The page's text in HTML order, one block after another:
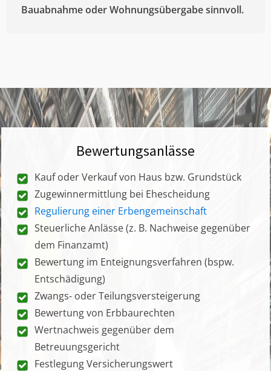
Bauabnahme oder Wohnungsübergabe sinnvoll.
Bewertungsanlässe
Kauf oder Verkauf von Haus bzw. Grundstück
Zugewinnermittlung bei Ehescheidung
Regulierung einer Erbengemeinschaft
Steuerliche Anlässe (z. B. Nachweise gegenüber
dem Finanzamt)
Bewertung im Enteignungsverfahren (bspw.
Entschädigung)
Zwangs- oder Teilungsversteigerung
Bewertung von Erbbaurechten
Wertnachweis gegenüber dem
Betreuungsgericht
Festlegung Versicherungswert